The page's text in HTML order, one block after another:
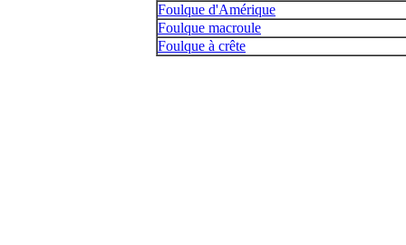
Foulque d'Amérique
Foulque macroule
Foulque à crête